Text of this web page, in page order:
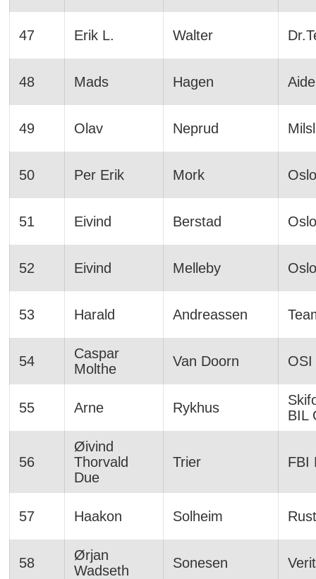
47 Erik L. Walter
48 Mads Hagen
49 Olav Neprud
50 Per Erik Mork Oslo
51 Eivind Berstad Oslo
52 Eivind Melleby Oslo
53 Harald Andreassen
54
Caspar
Molthe
Van Doorn OSI
55 Arne Rykhus
BIL
56
Øivind
Thorvald
Due
Trier FBI
57 Haakon Solheim
58
Ørjan
Wadseth
Sonesen